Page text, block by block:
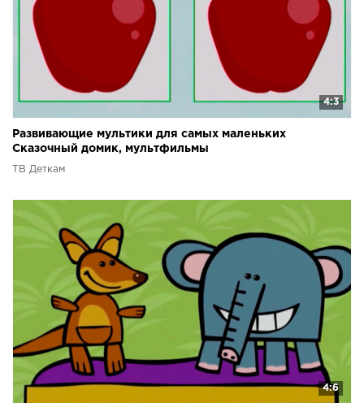
4:3
Развивающие мультики для самых маленьких
Сказочный домик, мультфильмы
ТВ Деткам
4:6